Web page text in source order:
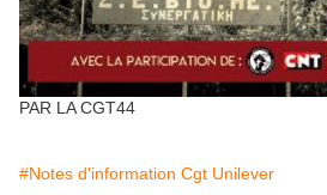
PAR LA CGT44
#Notes d'information Cgt Unilever